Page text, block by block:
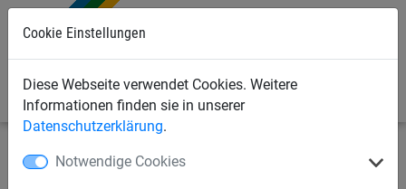
Cookie Einstellungen
Diese Webseite verwendet Cookies. Weitere
Informationen finden sie in unserer
Datenschutzerklärung.
Notwendige Cookies
Sportnetze Tennisnetze